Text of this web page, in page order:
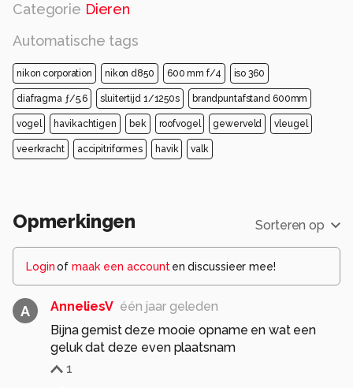
Categorie Dieren
Automatische tags
nikon corporation nikon d850 600 mm f/4 iso 360
diafragma ƒ/5.6 sluitertijd 1/1250s brandpuntafstand 600mm
vogel havikachtigen bek roofvogel gewerveld vleugel
veerkracht accipitriformes havik valk
Opmerkingen Sorteren op
Loginof maak een account en discussieer mee!
A AnneliesV één jaar geleden
Bijna gemist deze mooie opname en wat een
geluk dat deze even plaatsnam
1